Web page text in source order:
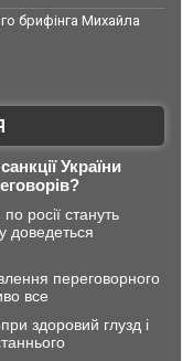
брифінга Михайла
України
росії стануть
доведеться
переговорного
все
здоровий глузд і